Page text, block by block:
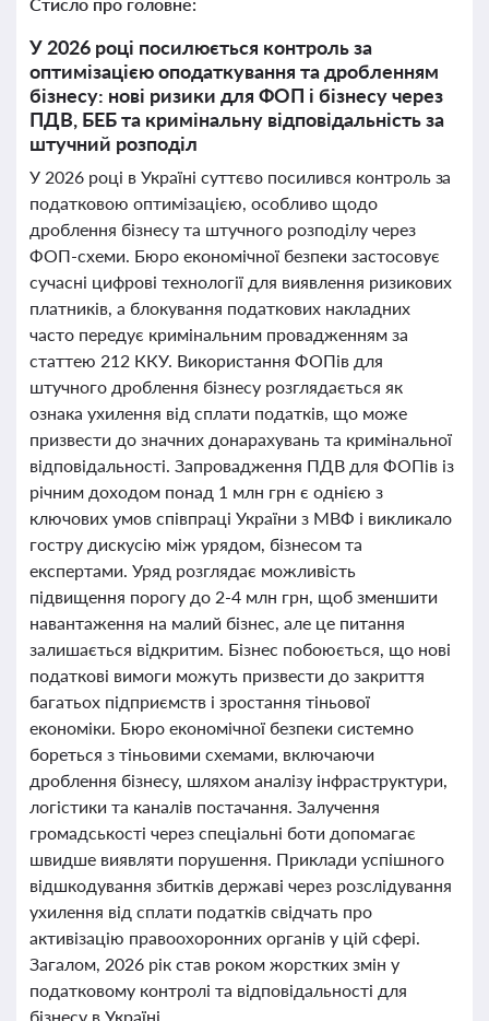
У 2026 році посилюється контроль за
оптимізацією оподаткування та дробленням
бізнесу: нові ризики для ФОП і бізнесу через
ПДВ, БЕБ та кримінальну відповідальність за
штучний розподіл
У 2026 році в Україні суттєво посилився контроль за
податковою оптимізацією, особливо щодо
дроблення бізнесу та штучного розподілу через
ФОП-схеми. Бюро економічної безпеки застосовує
сучасні цифрові технології для виявлення ризикових
платників, а блокування податкових накладних
часто передує кримінальним провадженням за
статтею 212 ККУ. Використання ФОПів для
штучного дроблення бізнесу розглядається як
ознака ухилення від сплати податків, що може
призвести до значних донарахувань та кримінальної
відповідальності. Запровадження ПДВ для ФОПів із
річним доходом понад 1 млн грн є однією з
ключових умов співпраці України з МВФ і викликало
гостру дискусію між урядом, бізнесом та
експертами. Уряд розглядає можливість
підвищення порогу до 2-4 млн грн, щоб зменшити
навантаження на малий бізнес, але це питання
залишається відкритим. Бізнес побоюється, що нові
податкові вимоги можуть призвести до закриття
багатьох підприємств і зростання тіньової
економіки. Бюро економічної безпеки системно
бореться з тіньовими схемами, включаючи
дроблення бізнесу, шляхом аналізу інфраструктури,
логістики та каналів постачання. Залучення
громадськості через спеціальні боти допомагає
швидше виявляти порушення. Приклади успішного
відшкодування збитків державі через розслідування
ухилення від сплати податків свідчать про
активізацію правоохоронних органів у цій сфері.
Загалом, 2026 рік став роком жорстких змін у
податковому контролі та відповідальності для
бізнесу в Україні.